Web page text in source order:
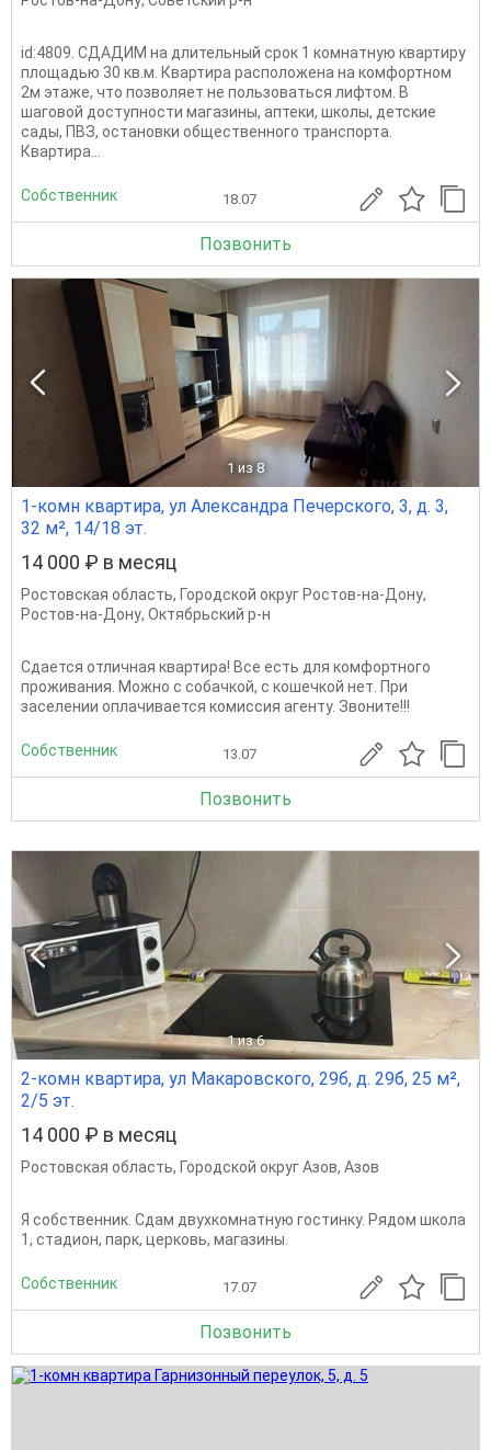
id:4809. СДАДИМ на длительный срок 1 комнатную квартиру
площадью 30 кв.м. Квартира расположена на комфортном
2м этаже, что позволяет не пользоваться лифтом. В
шаговой доступности магазины, аптеки, школы, детские
сады, ПВЗ, остановки общественного транспорта.
Квартира...
Собственник 18.07
Позвонить
1 из 8
1-комн квартира, ул Александра Печерского, 3, д. 3,
32 м², 14/18 эт.
14 000 ₽ в месяц
Ростовская область, Городской округ Ростов-на-Дону,
Ростов-на-Дону, Октябрьский р-н
Сдается отличная квартира! Все есть для комфортного
проживания. Можно с собачкой, с кошечкой нет. При
заселении оплачивается комиссия агенту. Звоните!!!
Собственник 13.07
Позвонить
1 из 6
2-комн квартира, ул Макаровского, 29б, д. 29б, 25 м²,
2/5 эт.
14 000 ₽ в месяц
Ростовская область, Городской округ Азов, Азов
Я собственник. Сдам двухкомнатную гостинку. Рядом школа
1, стадион, парк, церковь, магазины.
Собственник 17.07
Позвонить